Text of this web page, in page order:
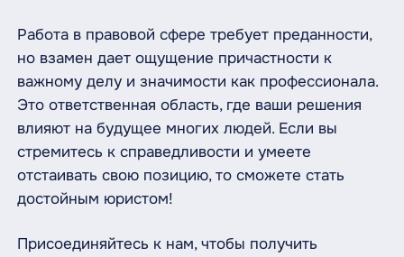
Работа в правовой сфере требует преданности,
но взамен дает ощущение причастности к
важному делу и значимости как профессионала.
Это ответственная область, где ваши решения
влияют на будущее многих людей. Если вы
стремитесь к справедливости и умеете
отстаивать свою позицию, то сможете стать
достойным юристом!
Присоединяйтесь к нам, чтобы получить